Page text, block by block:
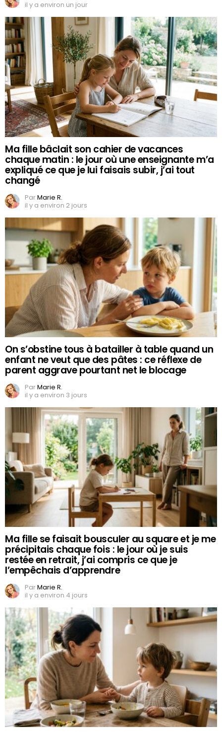
il y a environ un jour
Ma fille bâclait son cahier de vacances
chaque matin : le jour où une enseignante m’a
expliqué ce que je lui faisais subir, j’ai tout
changé
ParMarie R.
il y a environ 2 jours
On s’obstine tous à batailler à table quand un
enfant ne veut que des pâtes : ce réflexe de
parent aggrave pourtant net le blocage
ParMarie R.
il y a environ 3 jours
Ma fille se faisait bousculer au square et je me
précipitais chaque fois : le jour où je suis
restée en retrait, j’ai compris ce que je
l’empêchais d’apprendre
ParMarie R.
il y a environ 4 jours